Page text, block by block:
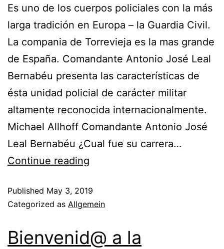
Es uno de los cuerpos policiales con la más
larga tradición en Europa – la Guardia Civil.
La compania de Torrevieja es la mas grande
de España. Comandante Antonio José Leal
Bernabéu presenta las características de
ésta unidad policial de carácter militar
altamente reconocida internacionalmente.
Michael Allhoff Comandante Antonio José
Leal Bernabéu ¿Cual fue su carrera…
Continue reading
Published May 3, 2019
Categorized as Allgemein
Bienvenid@ a la